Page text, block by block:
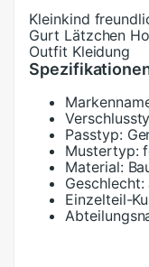
Kleinkind
Gurt Lätzchen
Outfit Kleidung
Passtyp:
Mustertyp:
Material:
Geschlecht:
Einzelteil-